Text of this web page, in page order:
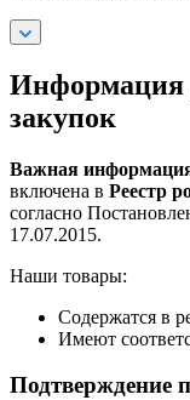
Информация
закупок
Важная
включена в Реестр
согласно
17.07.2015.
Наши товары:
Содержатся в
Имеют
Подтверждение